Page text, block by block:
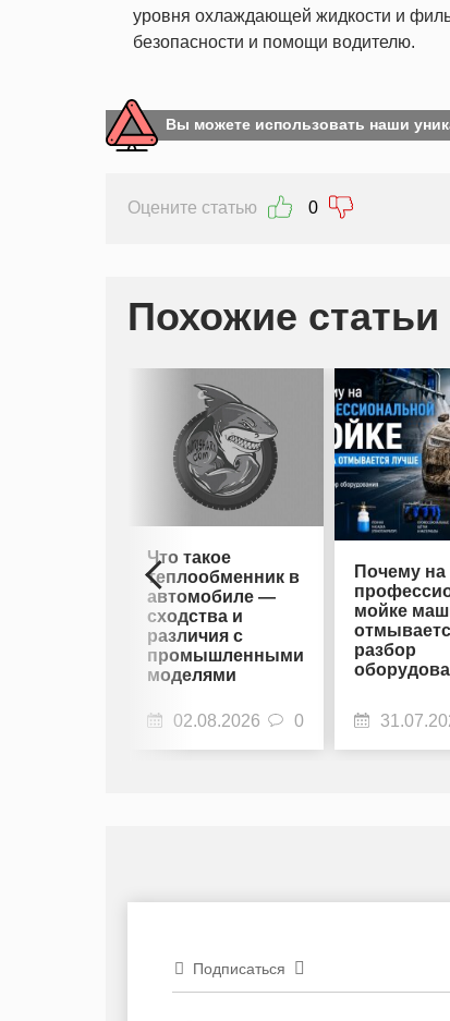
уровня охлаждающей жидкости и
безопасности и помощи водителю.
Вы можете использовать наши
Оцените статью 0
Похожие статьи
Что такое
теплообменник в
автомобиле —
сходства и
различия с
промышленными
моделями
02.08.2026 0
Почему на
мойке
разбор
Подписаться